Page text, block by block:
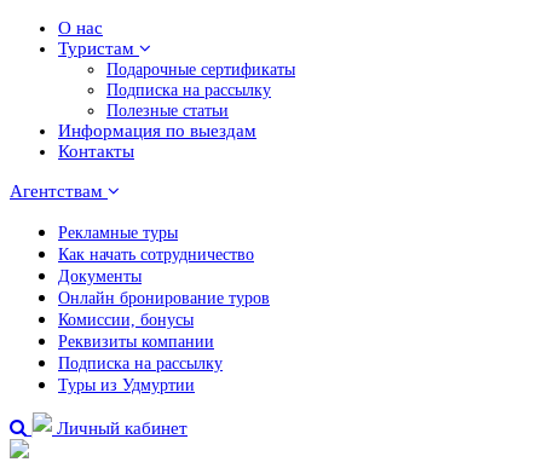
О нас
Туристам
Подарочные сертификаты
Подписка на рассылку
Полезные статьи
Информация по выездам
Контакты
Агентствам
Рекламные туры
Как начать сотрудничество
Документы
Онлайн бронирование туров
Комиссии, бонусы
Реквизиты компании
Подписка на рассылку
Туры из Удмуртии
Личный кабинет